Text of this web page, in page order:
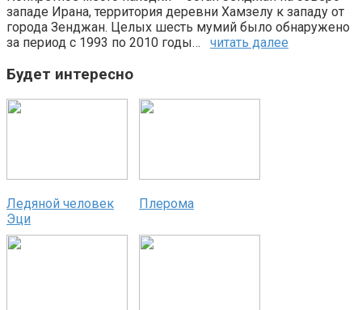
западе Ирана, территория деревни Хамзелу к западу от
города Зенджан. Целых шесть мумий было обнаружено
за период с 1993 по 2010 годы… читать далее
Будет интересно
Ледяной человек
Эци
Плерома